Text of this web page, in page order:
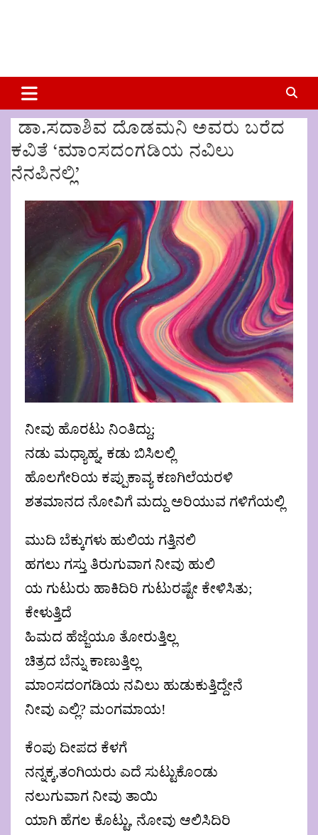
ಡಾ.ಸದಾಶಿವ ದೊಡಮನಿ ಅವರು ಬರೆದ
ಕವಿತೆ ‘ಮಾಂಸದಂಗಡಿಯ ನವಿಲು
ನೆನಪಿನಲ್ಲಿ’
ನೀವು ಹೊರಟು ನಿಂತಿದ್ದು;
ನಡು ಮಧ್ಯಾಹ್ನ, ಕಡು ಬಿಸಿಲಲ್ಲಿ
ಹೊಲಗೇರಿಯ ಕಪ್ಪುಕಾವ್ಯ ಕಣಗಿಲೆಯರಳಿ
ಶತಮಾನದ ನೋವಿಗೆ ಮದ್ದು ಅರಿಯುವ ಗಳಿಗೆಯಲ್ಲಿ
ಮುದಿ ಬೆಕ್ಕುಗಳು ಹುಲಿಯ ಗತ್ತಿನಲಿ
ಹಗಲು ಗಸ್ತು ತಿರುಗುವಾಗ ನೀವು ಹುಲಿ
ಯ ಗುಟುರು ಹಾಕಿದಿರಿ ಗುಟುರಷ್ಟೇ ಕೇಳಿಸಿತು;
ಕೇಳುತ್ತಿದೆ
ಹಿಮದ ಹೆಜ್ಜೆಯೂ ತೋರುತ್ತಿಲ್ಲ
ಚಿತ್ರದ ಬೆನ್ನು ಕಾಣುತ್ತಿಲ್ಲ
ಮಾಂಸದಂಗಡಿಯ ನವಿಲು ಹುಡುಕುತ್ತಿದ್ದೇನೆ
ನೀವು ಎಲ್ಲಿ? ಮಂಗಮಾಯ!
ಕೆಂಪು ದೀಪದ ಕೆಳಗೆ
ನನ್ನಕ್ಕ,ತಂಗಿಯರು ಎದೆ ಸುಟ್ಟುಕೊಂಡು
ನಲುಗುವಾಗ ನೀವು ತಾಯಿ
ಯಾಗಿ ಹೆಗಲ ಕೊಟ್ಟು, ನೋವು ಆಲಿಸಿದಿರಿ